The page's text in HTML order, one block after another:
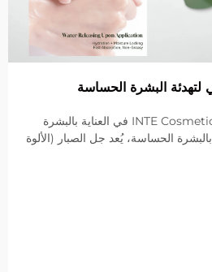
لتهدئة البشرة الحساسة
المركز الاحترافي لشركة INTE Cosmetics في العناية بالبشرة
الحساسة، يُعد جل الصبار (الألوة
مستحضرات التجميل وفق أنظمة